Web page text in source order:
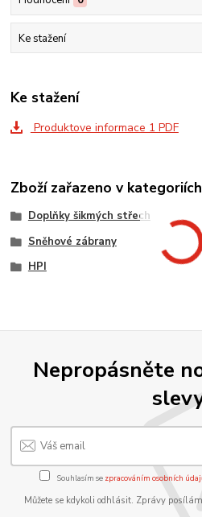
Ke stažení
Ke stažení
Produktove informace 1 PDF
Zboží zařazeno v kategoriích
Doplňky šikmých střech
Sněhové zábrany
HPI
Nepropásněte
Souhlasím se zpracováním osobních
Můžete se kdykoli odhlásit. Zprávy